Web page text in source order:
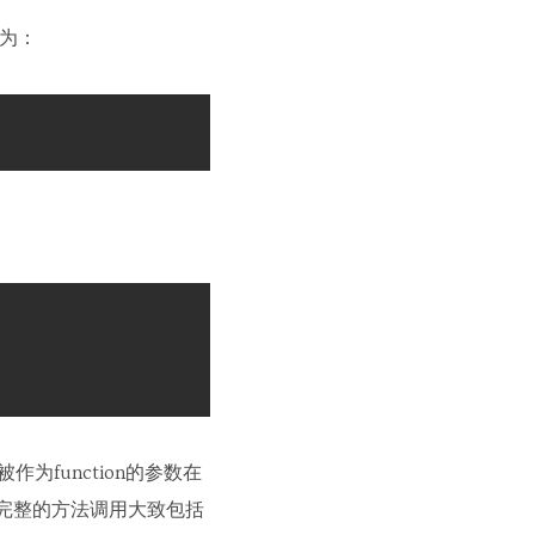
：
作为function的参数在
整的方法调用大致包括